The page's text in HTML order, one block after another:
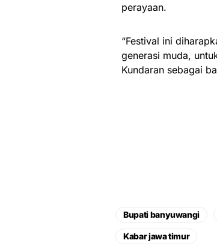
perayaan.
“Festival ini
generasi muda,
Kundaran sebagai
Bupati banyuwangi
Kabar jawa timur